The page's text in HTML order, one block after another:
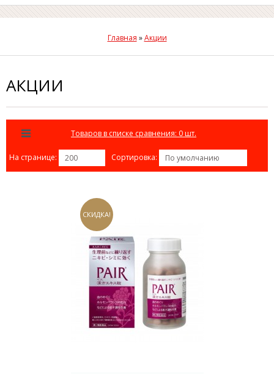
Главная »Акции
АКЦИИ
Товаров в списке сравнения: 0 шт.
На странице: 200 Сортировка: По умолчанию
СКИДКА!